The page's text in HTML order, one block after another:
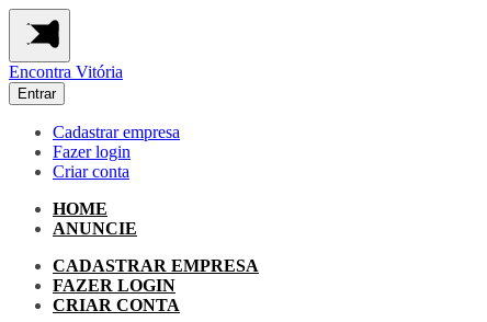
Encontra Vitória
Entrar
Cadastrar empresa
Fazer login
Criar conta
HOME
ANUNCIE
CADASTRAR EMPRESA
FAZER LOGIN
CRIAR CONTA